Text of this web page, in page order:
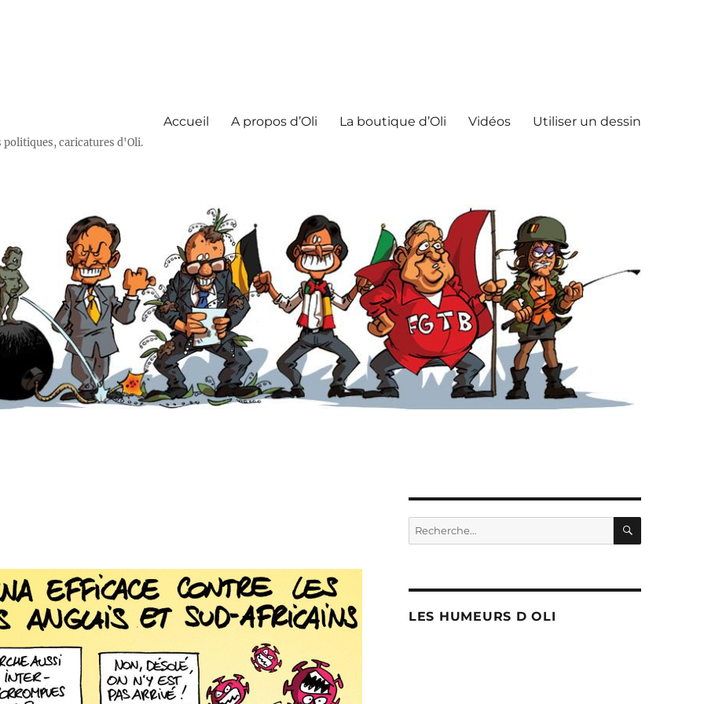
caricatures d'Oli.
Accueil A propos d’Oli La boutique d’Oli Vidéos Utiliser un dessin
Recherche
pour :
LES HUMEURS D OLI